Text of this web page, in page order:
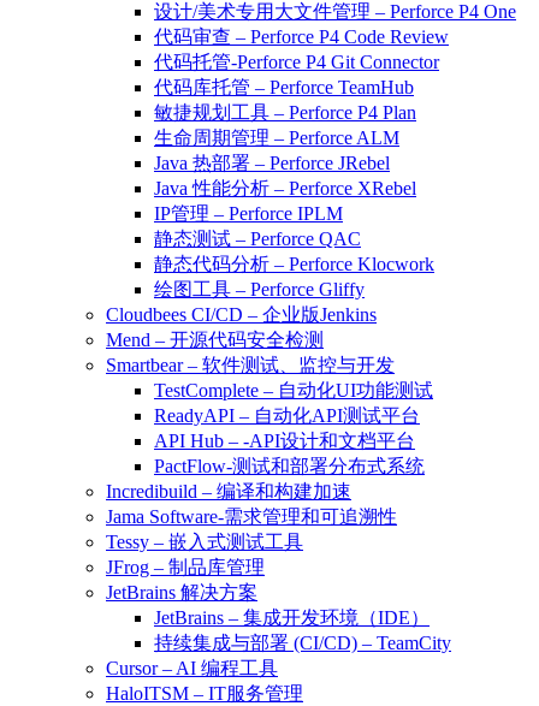
设计/美术专用大文件管理 – Perforce P4 One
代码审查 – Perforce P4 Code Review
代码托管-Perforce P4 Git Connector
代码库托管 – Perforce TeamHub
敏捷规划工具 – Perforce P4 Plan
生命周期管理 – Perforce ALM
Java 热部署 – Perforce JRebel
Java 性能分析 – Perforce XRebel
IP管理 – Perforce IPLM
静态测试 – Perforce QAC
静态代码分析 – Perforce Klocwork
绘图工具 – Perforce Gliffy
Cloudbees CI/CD – 企业版Jenkins
Mend – 开源代码安全检测
Smartbear – 软件测试、监控与开发
TestComplete – 自动化UI功能测试
ReadyAPI – 自动化API测试平台
API Hub – -API设计和文档平台
PactFlow-测试和部署分布式系统
Incredibuild – 编译和构建加速
Jama Software-需求管理和可追溯性
Tessy – 嵌入式测试工具
JFrog – 制品库管理
JetBrains 解决方案
JetBrains – 集成开发环境（IDE）
持续集成与部署 (CI/CD) – TeamCity
Cursor – AI 编程工具
HaloITSM – IT服务管理